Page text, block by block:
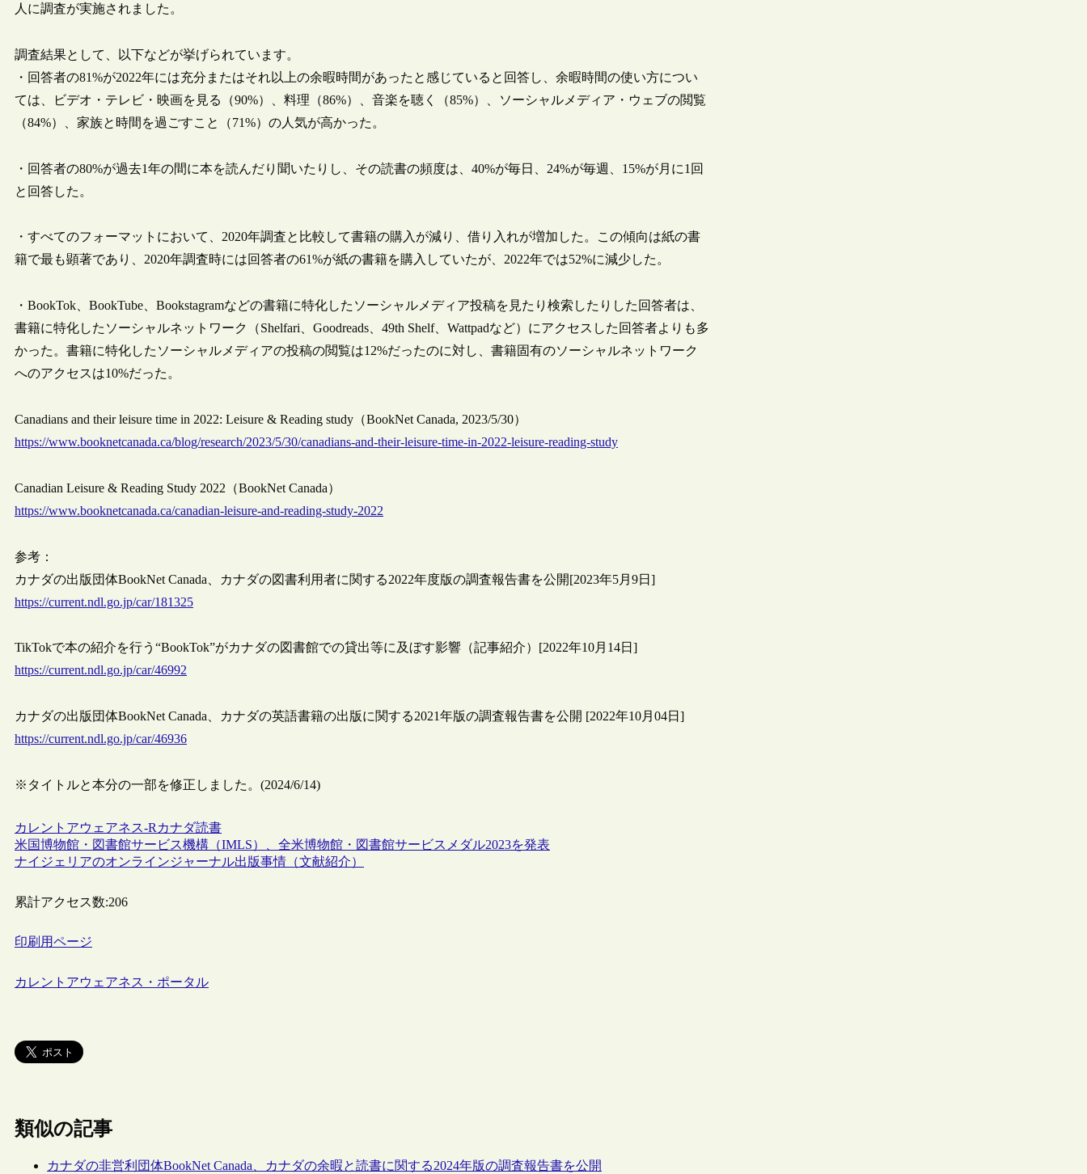
人に調査が実施されました。
調査結果として、以下などが挙げられています。
・回答者の81%が2022年には充分またはそれ以上の余暇時間があったと感じていると回答し、余暇時間の使い方につい
ては、ビデオ・テレビ・映画を見る（90%）、料理（86%）、音楽を聴く（85%）、ソーシャルメディア・ウェブの閲覧
（84%）、家族と時間を過ごすこと（71%）の人気が高かった。
・回答者の80%が過去1年の間に本を読んだり聞いたりし、その読書の頻度は、40%が毎日、24%が毎週、15%が月に1回
と回答した。
・すべてのフォーマットにおいて、2020年調査と比較して書籍の購入が減り、借り入れが増加した。この傾向は紙の書
籍で最も顕著であり、2020年調査時には回答者の61%が紙の書籍を購入していたが、2022年では52%に減少した。
・BookTok、BookTube、Bookstagramなどの書籍に特化したソーシャルメディア投稿を見たり検索したりした回答者は、
書籍に特化したソーシャルネットワーク（Shelfari、Goodreads、49th Shelf、Wattpadなど）にアクセスした回答者よりも多
かった。書籍に特化したソーシャルメディアの投稿の閲覧は12%だったのに対し、書籍固有のソーシャルネットワーク
へのアクセスは10%だった。
Canadians and their leisure time in 2022: Leisure & Reading study（BookNet Canada, 2023/5/30）
https://www.booknetcanada.ca/blog/research/2023/5/30/canadians-and-their-leisure-time-in-2022-leisure-reading-study
Canadian Leisure & Reading Study 2022（BookNet Canada）
https://www.booknetcanada.ca/canadian-leisure-and-reading-study-2022
参考：
カナダの出版団体BookNet Canada、カナダの図書利用者に関する2022年度版の調査報告書を公開[2023年5月9日]
https://current.ndl.go.jp/car/181325
TikTokで本の紹介を行う“BookTok”がカナダの図書館での貸出等に及ぼす影響（記事紹介）[2022年10月14日]
https://current.ndl.go.jp/car/46992
カナダの出版団体BookNet Canada、カナダの英語書籍の出版に関する2021年版の調査報告書を公開 [2022年10月04日]
https://current.ndl.go.jp/car/46936
※タイトルと本分の一部を修正しました。(2024/6/14)
カレントアウェアネス-R カナダ読書
米国博物館・図書館サービス機構（IMLS）、全米博物館・図書館サービスメダル2023を発表
ナイジェリアのオンラインジャーナル出版事情（文献紹介）
累計アクセス数:206
印刷用ページ
カレントアウェアネス・ポータル
類似の記事
カナダの非営利団体BookNet Canada、カナダの余暇と読書に関する2024年版の調査報告書を公開